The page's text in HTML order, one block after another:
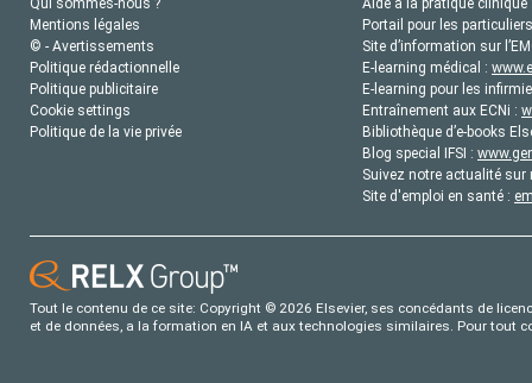
Qui sommes-nous ?
Mentions légales
© - Avertissements
Politique rédactionnelle
Politique publicitaire
Cookie settings
Politique de la vie privée
Aide à la pratique
Portail pour les
Site d’information sur
E-learning médical :
E-learning pour les
Entraînement aux ECNi :
Bibliothèque d’e-books
Blog special IFSI :
Suivez notre actualité sur
Site d'emploi en santé :
Tout le contenu de ce site: Copyright © 2026 Elsevier, ses concédants de
et de données, a la formation en IA et aux technologies similaires. Pour tout